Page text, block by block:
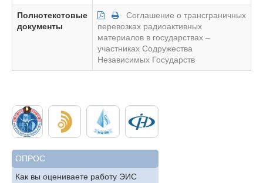
Полнотекстовые
документы
Соглашение о трансграничных
перевозках радиоактивных
материалов в государствах –
участниках Содружества
Независимых Государств
ОПРОС
Как вы оцениваете работу ЭИС